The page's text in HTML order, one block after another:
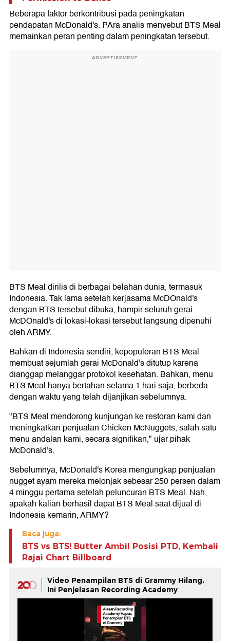
Beberapa faktor berkontribusi pada peningkatan
pendapatan McDonald's. PAra analis menyebut BTS Meal
memainkan peran penting dalam peningkatan tersebut.
ADVERTISEMENT
BTS Meal dirilis di berbagai belahan dunia, termasuk
Indonesia. Tak lama setelah kerjasama McDOnald's
dengan BTS tersebut dibuka, hampir seluruh gerai
McDOnald's di lokasi-lokasi tersebut langsung dipenuhi
oleh ARMY.
Bahkan di Indonesia sendiri, kepopuleran BTS Meal
membuat sejumlah gerai McDonald's ditutup karena
dianggap melanggar protokol kesehatan. Bahkan, menu
BTS Meal hanya bertahan selama 1 hari saja, berbeda
dengan waktu yang telah dijanjikan sebelumnya.
"BTS Meal mendorong kunjungan ke restoran kami dan
meningkatkan penjualan Chicken McNuggets, salah satu
menu andalan kami, secara signifikan," ujar pihak
McDonald's.
Sebelumnya, McDonald's Korea mengungkap penjualan
nugget ayam mereka melonjak sebesar 250 persen dalam
4 minggu pertama setelah peluncuran BTS Meal. Nah,
apakah kalian berhasil dapat BTS Meal saat dijual di
Indonesia kemarin, ARMY?
Baca juga:
BTS vs BTS! Butter Ambil Posisi PTD, Kembali
Rajai Chart Billboard
Video Penampilan BTS di Grammy Hilang,
Ini Penjelasan Recording Academy